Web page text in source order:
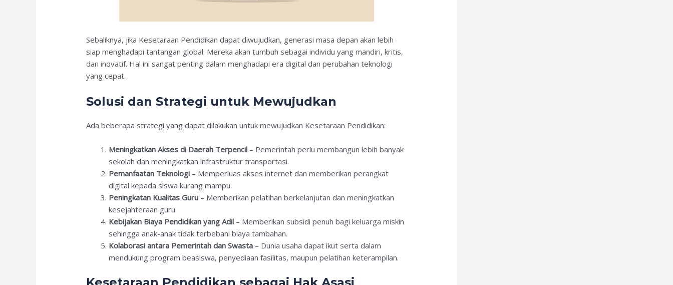
Sebaliknya, jika Kesetaraan Pendidikan dapat diwujudkan, generasi masa depan akan lebih
siap menghadapi tantangan global. Mereka akan tumbuh sebagai individu yang mandiri, kritis,
dan inovatif. Hal ini sangat penting dalam menghadapi era digital dan perubahan teknologi
yang cepat.
Solusi dan Strategi untuk Mewujudkan
Ada beberapa strategi yang dapat dilakukan untuk mewujudkan Kesetaraan Pendidikan:
Meningkatkan Akses di Daerah Terpencil – Pemerintah perlu membangun lebih banyak
sekolah dan meningkatkan infrastruktur transportasi.
Pemanfaatan Teknologi – Memperluas akses internet dan memberikan perangkat
digital kepada siswa kurang mampu.
Peningkatan Kualitas Guru – Memberikan pelatihan berkelanjutan dan meningkatkan
kesejahteraan guru.
Kebijakan Biaya Pendidikan yang Adil – Memberikan subsidi penuh bagi keluarga miskin
sehingga anak-anak tidak terbebani biaya tambahan.
Kolaborasi antara Pemerintah dan Swasta – Dunia usaha dapat ikut serta dalam
mendukung program beasiswa, penyediaan fasilitas, maupun pelatihan keterampilan.